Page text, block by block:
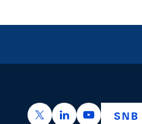
https://x.com/snb_bns
https://https://
SNB